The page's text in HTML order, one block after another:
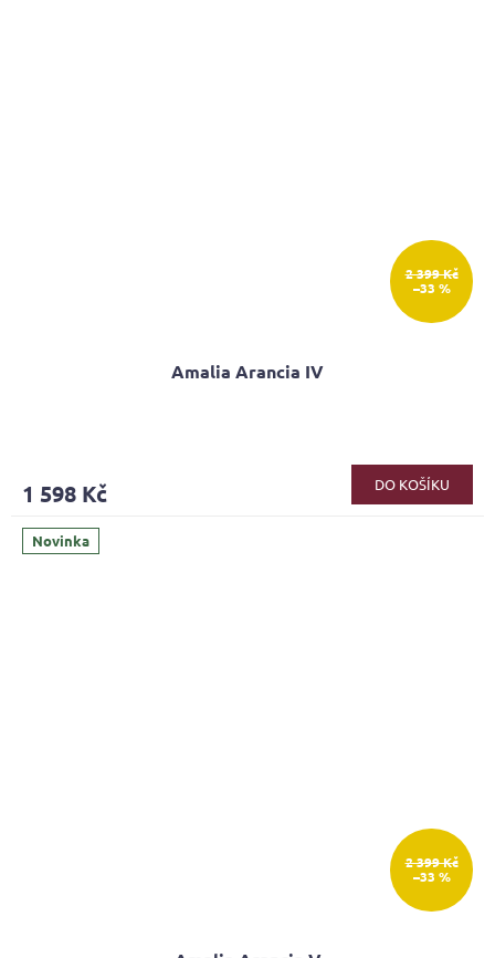
2 399 Kč
–33 %
Amalia Arancia IV
1 598 Kč DO KOŠÍKU
Novinka
2 399 Kč
–33 %